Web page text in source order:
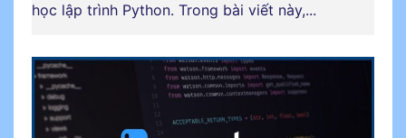
học lập trình Python. Trong bài viết này,...